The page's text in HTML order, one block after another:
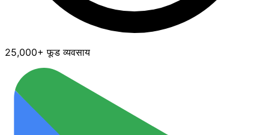
25,000+ फूड व्यवसाय